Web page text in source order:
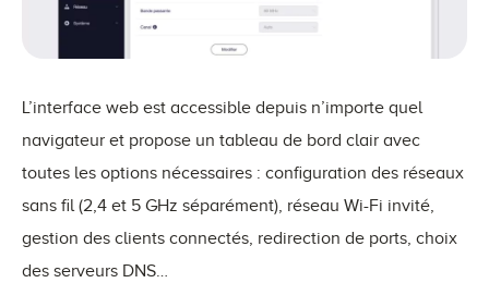
L’interface web est accessible depuis n’importe quel
navigateur et propose un tableau de bord clair avec
toutes les options nécessaires : configuration des réseaux
sans fil (2,4 et 5 GHz séparément), réseau Wi-Fi invité,
gestion des clients connectés, redirection de ports, choix
des serveurs DNS…